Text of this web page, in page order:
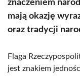
znaczeniem
mają okazję
oraz tradycji
Flaga
jest znakiem